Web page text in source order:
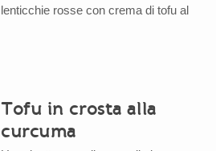
lenticchie rosse con crema di tofu al
Tofu in crosta alla
curcuma